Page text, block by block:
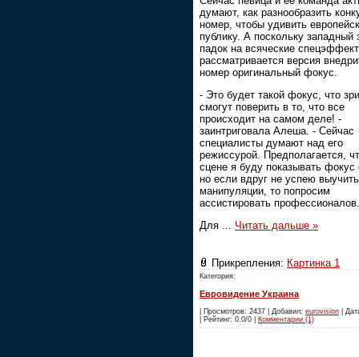
думают, как разнообразить
номер, чтобы удивить
публику. А поскольку западный
падок на всяческие
рассматривается версия
номер оригинальный фокус.
- Это будет такой фокус, что
смогут поверить в то, что все
происходит на самом деле! -
заинтриговала Алеша. - Сейчас
специалисты думают над его
режиссурой. Предполагается,
сцене я буду показывать фокус
но если вдруг не успею
манипуляции, то попросим
ассистировать профессионалов.
Для ... Читать дальше »
Прикрепления: Картинка 1
Категория:
Евровидение Украина
| Просмотров: 2437 | Добавил: eurovision |
| Рейтинг: 0.0/0 | Комментарии (1)